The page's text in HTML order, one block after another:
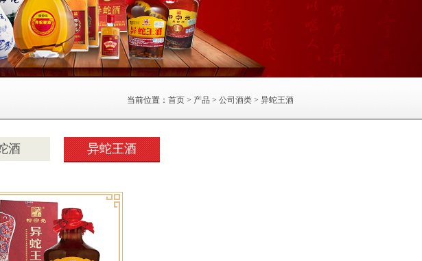
品牌"
AAA级旅游景
区“永州之野—异
蛇世界”邀国内百
家旅行社来景区
参观
景区负责人谭群英向旅行社代表推
荐主要景点及游览线2019年1月...
蛇毒肽护肤套装
手机用户可以扫描上图二维码，及时获取公司相关
动态!!
永州市异蛇生物产业协会
当前位置： 首页 > 产品 > 公司酒类 > 异蛇王酒
酒 异蛇王酒